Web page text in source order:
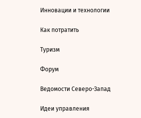
Инновации и технологии
Как потратить
Туризм
Форум
Ведомости Северо-Запад
Идеи управления